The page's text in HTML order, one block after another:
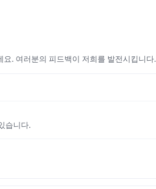
. 여러분의 피드백이 저희를 발전시킵니다.
습니다.